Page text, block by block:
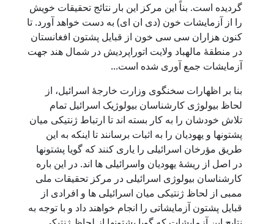
گردیده است. بناً این مرکز این بار نتائج تحقیقات خویش
را از آزمایشات خون (دی ان ای) به دست خواهد آورد. تا
کنون هزاران سی سی خون از قبایل پشتون افغانستان
در منطقۀ مالهباد ولایت اتوراپردیش در شمال هند جهت
آزمایشات جمع آوری شده است...
بنا بر اظهارات سخنگوی وزارت خارجۀ اسرائیل، از
لحاظ بیولوژی کارشناسان بیولوژیک اسرائیل تمام
تلاش خودشان را به کار بسته اند تا ارتباط ژنتیکی میان
پشتونها و یهودیان را به اثبات برسانند تا اینکه به این
طریق مؤرخان اسرائیلی را یاری کنند که گویا پشتونها
در اصل از ریشۀ یهودیان واسرائیلی ها اند. در این باره
کارشناسان بیولوژی اسرائیلی در مرکز تحقیقات ملی
ممبی از لحاظ ژنتیکی میان اسرائیلی ها و افرادی از
قبایل پشتون آزمایشاتی را انجام خواهند داد و با توجه به